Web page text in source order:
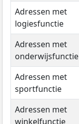
Adressen met
logiesfunctie
Adressen met
onderwijsfunctie
Adressen met
sportfunctie
Adressen met
winkelfunctie